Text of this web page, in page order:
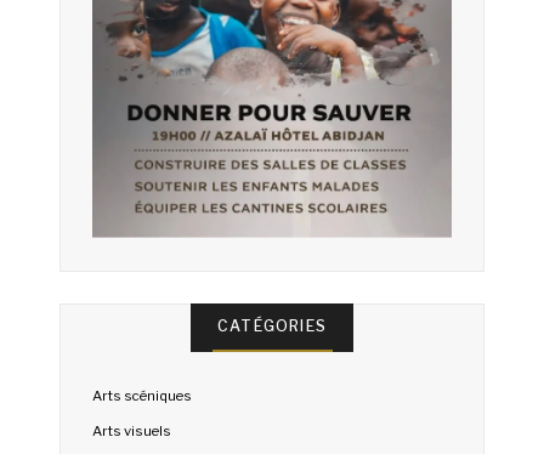
CATÉGORIES
Arts scéniques
Arts visuels